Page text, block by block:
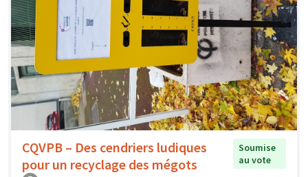
CQVPB – Des cendriers ludiques
pour un recyclage des mégots
Soumise
au vote